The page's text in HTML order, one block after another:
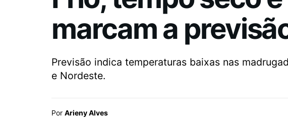
marcam a
Previsão indica temperaturas baixas nas
e Nordeste.
Por Arieny Alves